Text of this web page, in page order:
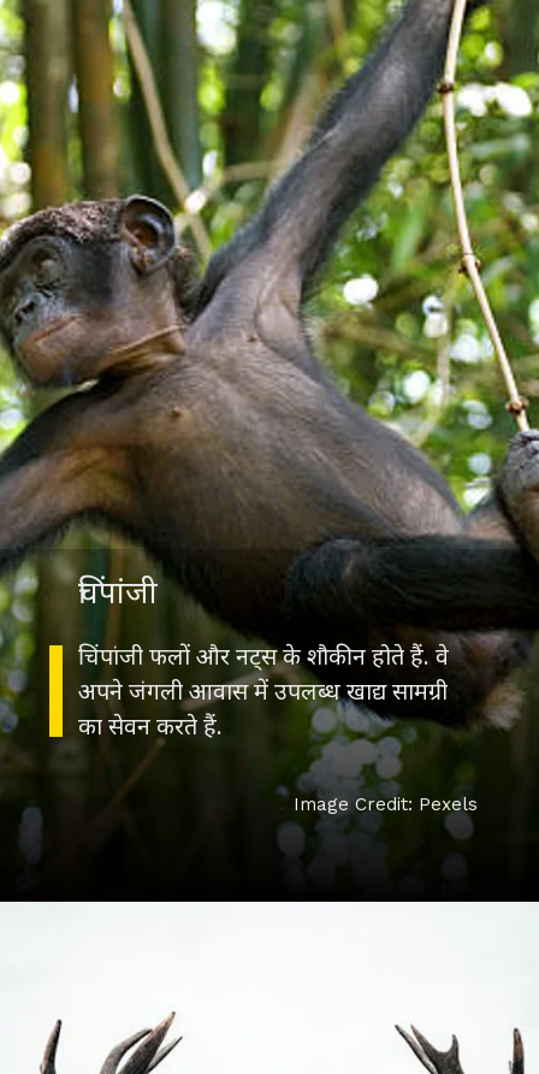
चिंपांजी फलों और नट्स के शौकीन होते हैं. वे
अपने जंगली आवास में उपलब्ध खाद्य सामग्री
का सेवन करते हैं.
चिंपांजी
Image Credit: Pexels